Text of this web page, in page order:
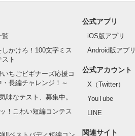
覧
かけろ！100文字ミス
ト
ちごビギナーズ応援コ
・長編チャレンジ！～
味なテスト、募集中。
！こわい短編コンテス
公式アプリ
iOS版アプリ
Android版アプリ
公式アカウント
X（Twitter）
YouTube
LINE
関連サイト